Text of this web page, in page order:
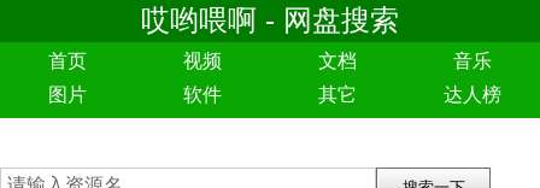
哎哟喂啊 - 网盘搜索
首页 视频 文档
音乐
图片
软件 其它 达人榜